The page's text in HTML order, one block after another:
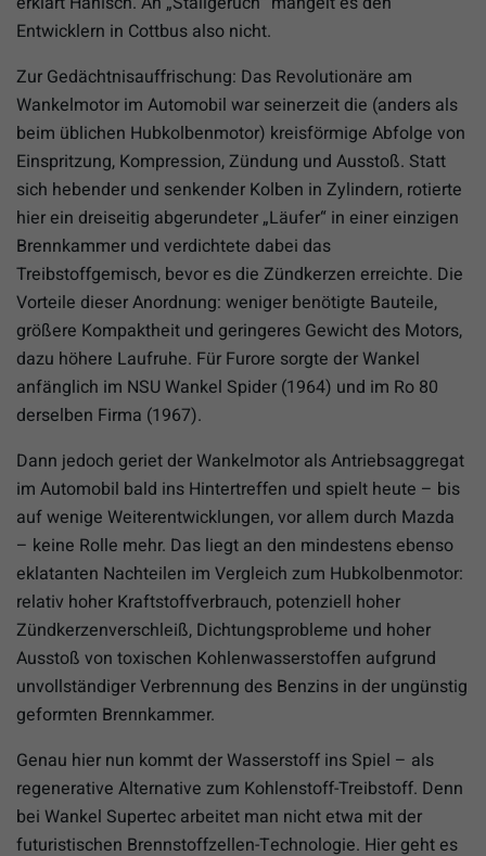
Entwicklern in Cottbus also nicht.
Zur Gedächtnisauffrischung: Das Revolutionäre am
Wankelmotor im Automobil war seinerzeit die (anders als
beim üblichen Hubkolbenmotor) kreisförmige Abfolge von
Einspritzung, Kompression, Zündung und Ausstoß. Statt
sich hebender und senkender Kolben in Zylindern, rotierte
hier ein dreiseitig abgerundeter „Läufer“ in einer einzigen
Brennkammer und verdichtete dabei das
Treibstoffgemisch, bevor es die Zündkerzen erreichte. Die
Vorteile dieser Anordnung: weniger benötigte Bauteile,
größere Kompaktheit und geringeres Gewicht des Motors,
dazu höhere Laufruhe. Für Furore sorgte der Wankel
anfänglich im NSU Wankel Spider (1964) und im Ro 80
derselben Firma (1967).
Dann jedoch geriet der Wankelmotor als Antriebsaggregat
im Automobil bald ins Hintertreffen und spielt heute – bis
auf wenige Weiterentwicklungen, vor allem durch Mazda
– keine Rolle mehr. Das liegt an den mindestens ebenso
eklatanten Nachteilen im Vergleich zum Hubkolbenmotor:
relativ hoher Kraftstoffverbrauch, potenziell hoher
Zündkerzenverschleiß, Dichtungsprobleme und hoher
Ausstoß von toxischen Kohlenwasserstoffen aufgrund
unvollständiger Verbrennung des Benzins in der ungünstig
geformten Brennkammer.
Genau hier nun kommt der Wasserstoff ins Spiel – als
regenerative Alternative zum Kohlenstoff-Treibstoff. Denn
bei Wankel Supertec arbeitet man nicht etwa mit der
futuristischen Brennstoffzellen-Technologie. Hier geht es